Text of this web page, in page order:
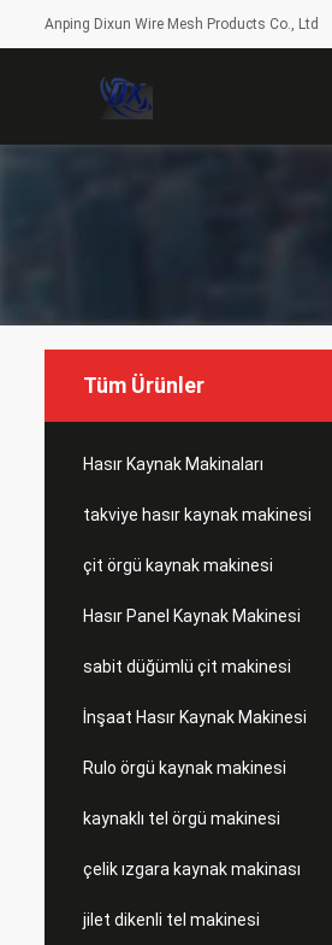
Anping Dixun Wire Mesh Products Co., Ltd
Tüm Ürünler
Hasır Kaynak Makinaları
takviye hasır kaynak makinesi
çit örgü kaynak makinesi
Hasır Panel Kaynak Makinesi
sabit düğümlü çit makinesi
İnşaat Hasır Kaynak Makinesi
Rulo örgü kaynak makinesi
kaynaklı tel örgü makinesi
çelik ızgara kaynak makinası
jilet dikenli tel makinesi